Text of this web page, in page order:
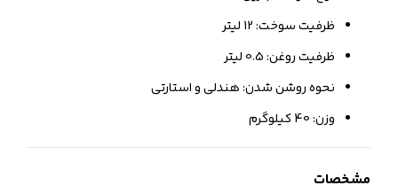
ظرفیت سوخت: 12 لیتر
ظرفیت روغن: 0.5 لیتر
نحوه روشن شدن: هندلی و استارتی
وزن: 40 کیلوگرم
مشخصات